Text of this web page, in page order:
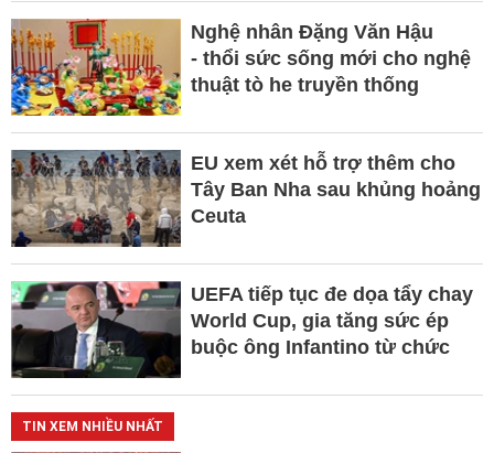
Nghệ nhân Đặng Văn Hậu
- thổi sức sống mới cho nghệ
thuật tò he truyền thống
EU xem xét hỗ trợ thêm cho
Tây Ban Nha sau khủng hoảng
Ceuta
UEFA tiếp tục đe dọa tẩy chay
World Cup, gia tăng sức ép
buộc ông Infantino từ chức
TIN XEM NHIỀU NHẤT